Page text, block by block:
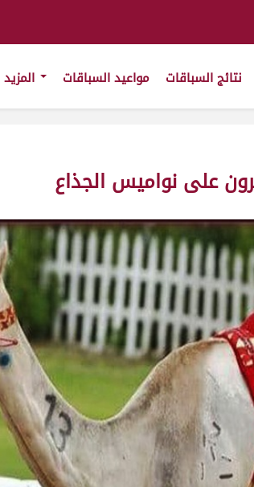
نتائج السباقات مواعيد السباقات
على نواميس الجذاع